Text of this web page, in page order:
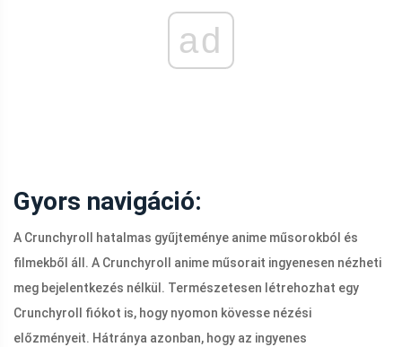
ad
Gyors navigáció:
A Crunchyroll hatalmas gyűjteménye anime műsorokból és
filmekből áll. A Crunchyroll anime műsorait ingyenesen nézheti
meg bejelentkezés nélkül. Természetesen létrehozhat egy
Crunchyroll fiókot is, hogy nyomon kövesse nézési
előzményeit. Hátránya azonban, hogy az ingyenes